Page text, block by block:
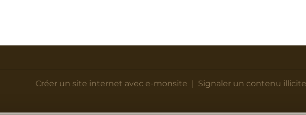
Créer un site internet avec e-monsite Signaler un contenu